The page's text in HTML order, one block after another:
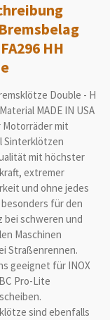
Bremsbelag
HH
Double - H
MADE IN USA
Motorräder mit
Sinterklötzen
mit höchster
extremer
und ohne jedes
besonders für den
bei schweren und
Maschinen
Straßenrennen.
geeignet für INOX
Pro-Lite
sind ebenfalls